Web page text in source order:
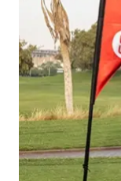
金捐
續運作
亦透過
合作，
工和工